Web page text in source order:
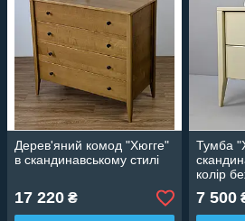
Дерев'яний комод "Хюгге"
в скандинавському стилі
17 220 ₴
Тумба
колір
7 500